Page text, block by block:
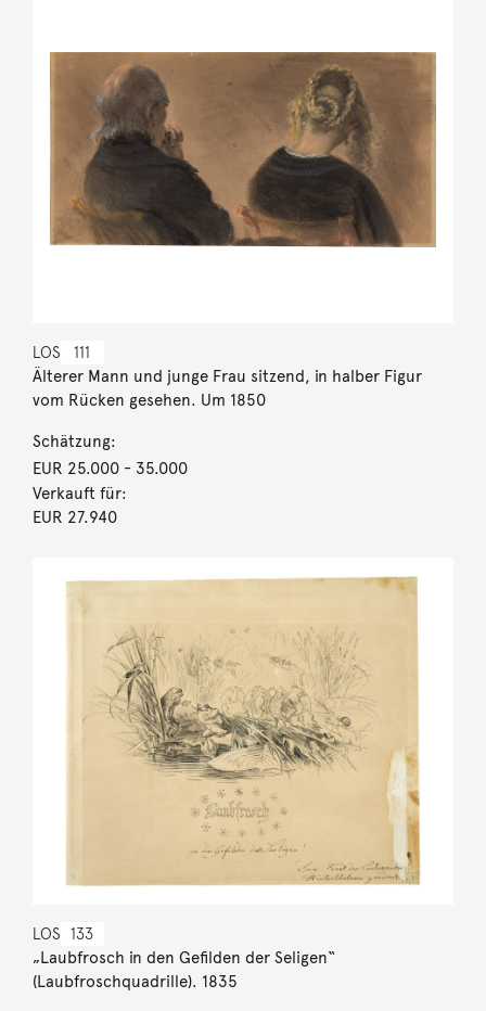
LOS 111
Älterer Mann und junge Frau sitzend, in halber Figur
vom Rücken gesehen. Um 1850
Schätzung:
EUR 25.000- 35.000
Verkauft für:
EUR 27.940
LOS 133
„Laubfrosch in den Gefilden der Seligen“
(Laubfroschquadrille). 1835